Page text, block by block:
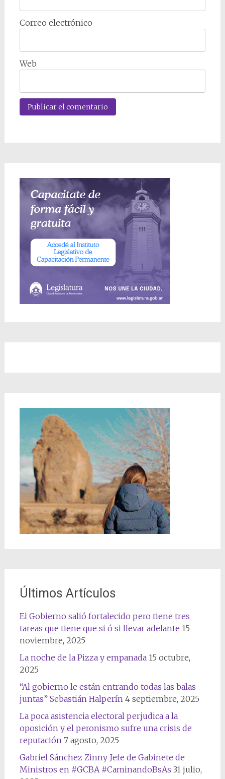
Correo electrónico
Web
Últimos Artículos
El Gobierno salió fortalecido pero tiene tres
tareas que tiene que si ó si llevar adelante 15
noviembre, 2025
La noche de la Pizza y empanada 15 octubre,
2025
“Al gobierno le están entrando todas las balas
juntas” Sebastián Halperín 4 septiembre, 2025
La poca asistencia electoral perjudica a la
oposición y el peronismo sufre una crisis de
reputación 7 agosto, 2025
Gabriel Sánchez Zinny Jefe de Gabinete de
Ministros en #GCBA #CaminandoBsAs 31 julio,